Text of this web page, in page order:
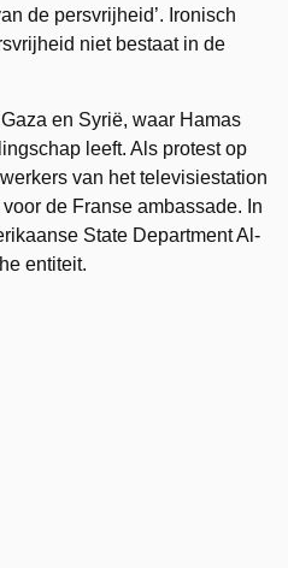
de persvrijheid’. Ironisch
niet bestaat in de
en Syrië, waar Hamas
leeft. Als protest op
van het televisiestation
de Franse ambassade. In
State Department Al-
entiteit.